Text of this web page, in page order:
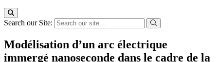
Search our Site:
Modélisation d’un arc électrique
immergé nanoseconde dans le cadre de la